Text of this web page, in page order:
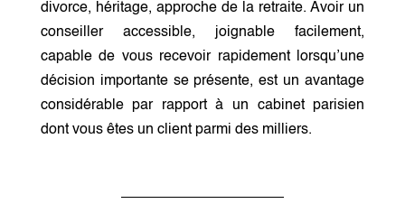
divorce, héritage, approche de la retraite. Avoir un
conseiller accessible, joignable facilement,
capable de vous recevoir rapidement lorsqu’une
décision importante se présente, est un avantage
considérable par rapport à un cabinet parisien
dont vous êtes un client parmi des milliers.